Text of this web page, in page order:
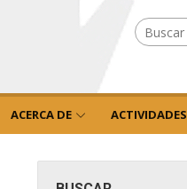
Buscar
por:
ACERCA DE ACTIVIDADES